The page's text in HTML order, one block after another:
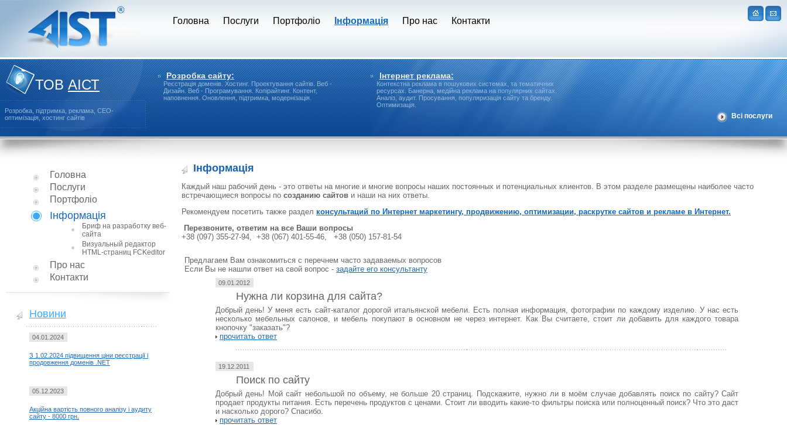
Головна Послуги Портфоліо Інформація Про нас Контакти
ТОВАІСТ
Розробка, підтримка, реклама, СЕО-
оптимізація, хостинг сайтів
Всі послуги
Розробка сайту:
Реєстрація доменів.Хостинг.Проектування сайтів.Веб -
Дизайн.Веб - Програмування.Копірайтинг.Контент,
наповнення.Оновлення, підтримка, модернізація.
Інтернет реклама:
Контекстна реклама в пошукових системах, та тематичних
ресурсах.
Банерна, медійна реклама на популярних сайтах.
Аналіз, аудит. Просування, популяризація сайту та бренду.
Оптимизація.
Інформація
Каждый наш рабочий день - это ответы на многие и многие вопросы наших постоянных и потенциальных клиентов. В этом разделе размещены наиболее часто
встречающиеся вопросы по созданию сайтов и наши на них ответы.
Рекомендуем посетить также раздел консультаций по Интернет маркетингу, продвижению, оптимизации, раскрутке сайтов и рекламе в Интернет.
Перезвоните, ответим на все Ваши вопросы
+38 (097) 355-27-94, +38 (067) 401-55-46, +38 (050) 157-81-54
Предлагаем Вам ознакомиться с перечнем часто задаваемых вопросов
Если Вы не нашли ответ на свой вопрос - задайте его консультанту
09.01.2012
Нужна ли корзина для сайта?
Добрый день! У меня есть сайт-каталог дорогой итальянской мебели. Есть полная информация, фотографии по каждому изделию. У нас есть
несколько мебельных салонов, и мебель покупают в основном не через интернет. Как Вы считаете, стоит ли добавить для каждого товара
кнопочку "заказать"?
прочитать ответ
19.12.2011
Поиск по сайту
Добрый день! Мой сайт небольшой по объему, не больше 20 страниц. Подскажите, нужно ли в моём случае добавлять поиск по сайту? Сайт
продает продукты питания. Есть перечень продуктов с ценами. Стоит ли вводить какие-то фильтры поиска или полноценный поиск? Что это даст
и насколько дорого? Спасибо.
прочитать ответ
Головна
Послуги
Портфоліо
Інформація
Бриф на разработку веб-
сайта
Визуальный редактор
HTML-страниц FCKeditor
Про нас
Контакти
Новини
04.01.2024
З 1.02.2024 підвищення ціни реєстрації і
продовження доменів .NET
05.12.2023
Акційна вартість повного аналізу і аудиту
сайту - 8000 грн.